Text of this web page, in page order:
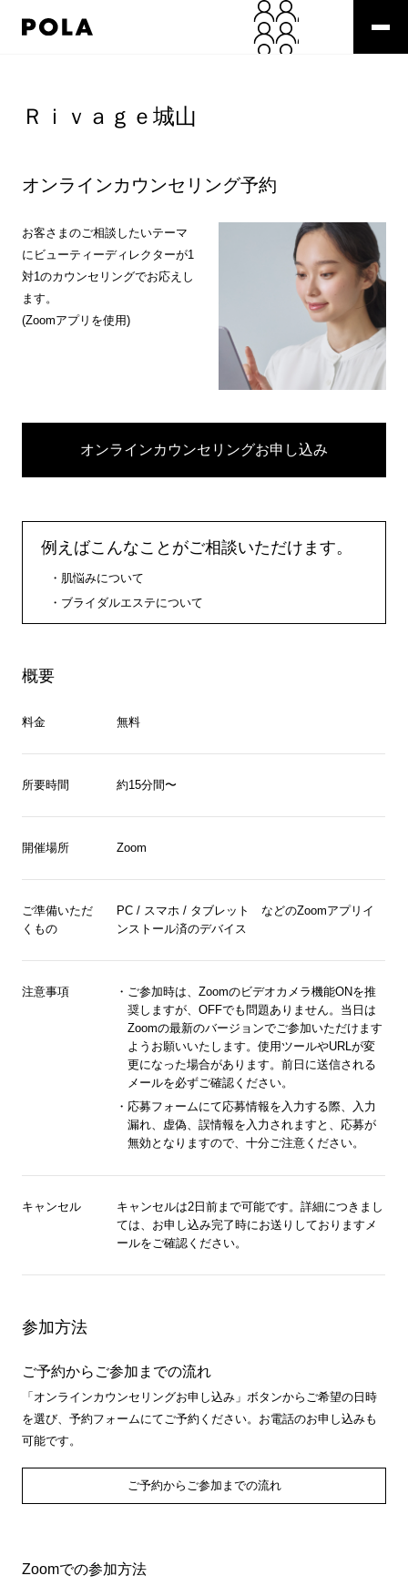
Ｒｉｖａｇｅ城山
オンラインカウンセリング予約
お客さまのご相談したいテーマ
にビューティーディレクターが1
対1のカウンセリングでお応えし
ます。
(Zoomアプリを使用)
オンラインカウンセリングお申し込み
例えばこんなことがご相談いただけます。
肌悩みについて
ブライダルエステについて
概要
料金 無料
所要時間 約15分間〜
開催場所 Zoom
ご準備いただ
くもの
PC / スマホ / タブレット などのZoomアプリイ
ンストール済のデバイス
注意事項
ご参加時は、Zoomのビデオカメラ機能ONを推
奨しますが、OFFでも問題ありません。当日は
Zoomの最新のバージョンでご参加いただけます
ようお願いいたします。使用ツールやURLが変
更になった場合があります。前日に送信される
メールを必ずご確認ください。
応募フォームにて応募情報を入力する際、入力
漏れ、虚偽、誤情報を入力されますと、応募が
無効となりますので、十分ご注意ください。
キャンセル
キャンセルは2日前まで可能です。詳細につきまし
ては、お申し込み完了時にお送りしておりますメ
ールをご確認ください。
参加方法
ご予約からご参加までの流れ
「オンラインカウンセリングお申し込み」ボタンからご希望の日時
を選び、予約フォームにてご予約ください。お電話のお申し込みも
可能です。
ご予約からご参加までの流れ
Zoomでの参加方法